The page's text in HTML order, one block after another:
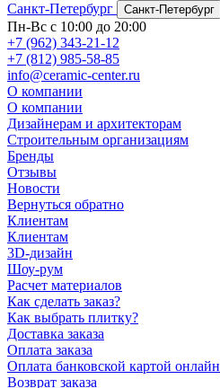
Санкт-Петербург
Санкт-Петербург
Пн-Вс с 10:00 до 20:00
+7 (962) 343-21-12
+7 (812) 985-58-85
info@ceramic-center.ru
О компании
О компании
Дизайнерам и архитекторам
Строительным организациям
Бренды
Отзывы
Новости
Вернуться обратно
Клиентам
Клиентам
3D-дизайн
Шоу-рум
Расчет материалов
Как сделать заказ?
Как выбрать плитку?
Доставка заказа
Оплата заказа
Оплата банковской картой онлайн
Возврат заказа